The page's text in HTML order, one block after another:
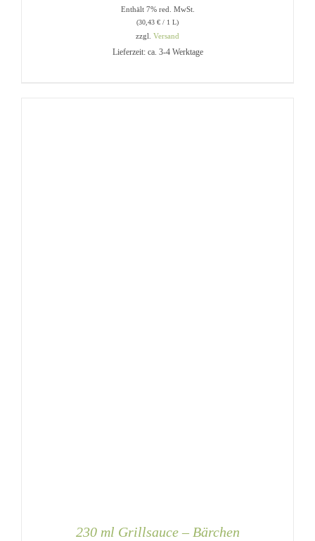
Enthält 7% red. MwSt.
(30,43 € / 1 L)
zzgl. Versand
Lieferzeit: ca. 3-4 Werktage
230 ml Grillsauce – Bärchen